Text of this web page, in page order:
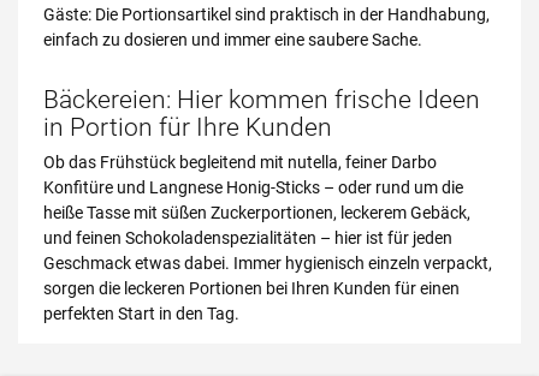
Gäste: Die Portionsartikel sind praktisch in der Handhabung,
einfach zu dosieren und immer eine saubere Sache.
Bäckereien: Hier kommen frische Ideen
in Portion für Ihre Kunden
Ob das Frühstück begleitend mit nutella, feiner Darbo
Konfitüre und Langnese Honig-Sticks – oder rund um die
heiße Tasse mit süßen Zuckerportionen, leckerem Gebäck,
und feinen Schokoladenspezialitäten – hier ist für jeden
Geschmack etwas dabei. Immer hygienisch einzeln verpackt,
sorgen die leckeren Portionen bei Ihren Kunden für einen
perfekten Start in den Tag.